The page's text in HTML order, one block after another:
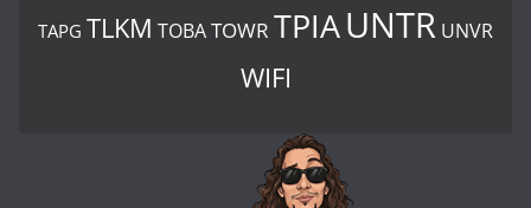
TAPG TLKM TOBATOWR TPIAUNTR UNVR
WIFI